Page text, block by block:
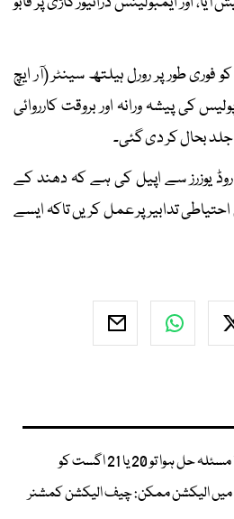
طور پر رورل ہیلتھ سینٹر (آر ایچ
کی پیشہ ورانہ اور بروقت کارروائی
بحال کر دی گئی۔
یوزرز سے اپیل کی ہے کہ دھند کے
احتیاطی تدابیر پر عمل کریں تاکہ ایسے
دھرنے کا مسئلہ حل ہوا تو 20 یا 21 اگست کو
میں الیکشن ممکن: چیف الیکشن کمشنر